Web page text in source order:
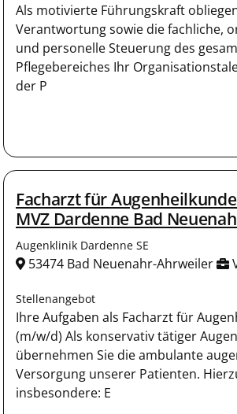
Als motivierte Führungskraft
Verantwortung sowie die fachliche,
und personelle Steuerung des
Pflegebereiches Ihr
der P
Facharzt für
MVZ Dardenne Bad
Augenklinik Dardenne SE
53474 Bad Neuenahr-Ahrweiler
Stellenangebot
Ihre Aufgaben als Facharzt für
(m/w/d) Als konservativ tätiger
übernehmen Sie die ambulante
Versorgung unserer Patienten.
insbesondere: E